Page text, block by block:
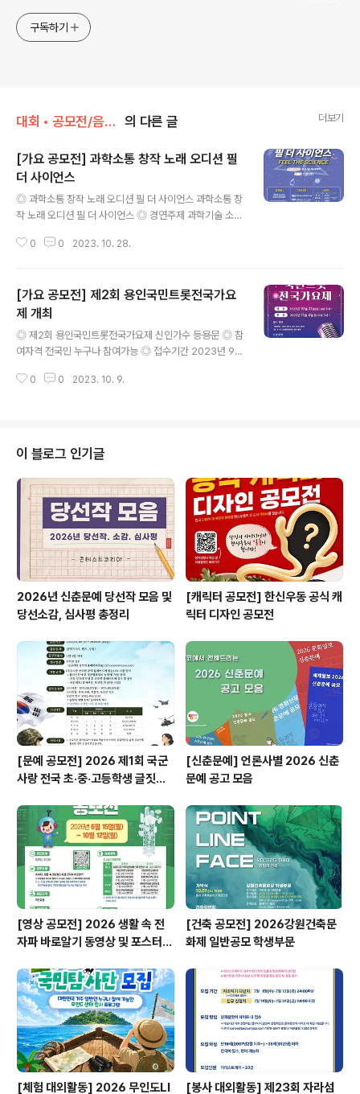
구독하기
대회 • 공모전/음악 • 가요 • 댄스 의 다른 글 더보기
[가요 공모전] 과학소통 창작 노래 오디션 필
더 사이언스
◎ 과학소통 창작 노래 오디션 필 더 사이언스 과학소통 창
작 노래 오디션 필 더 사이언스 ◎ 경연주제 과학기술 소재
인(개인, 팀 가능) ※ 성인 기준은 2005년 1월 1일 이전 출
신청 불가), 팀 단위는 팀 대표 1인이 신청 ◎ 접수기간 ~2
023.11.3.(금) 15:00까지 (기한 엄수) ◎ 참가 신청 방법
① 제출서류 : 참가신청서(양식1), 개인정보제공 동의 및 활
용 승낙서(양식2), 민감정보 수집․이용 및 초상권 사용동의
서(양식3), 참가자 서약서(양식4), 음원파일 ② 제출방법 :
과학문화 전문인력 이메일(..
0 0 2023. 10. 28.
[가요 공모전] 제2회 용인국민트롯전국가요
제 개최
◎ 제2회 용인국민트롯전국가요제 신인가수 등용문 ◎ 참
여자격 전국민 누구나 참여가능 ◎ 접수기간 2023년 9월
국민 트롯경연대회 ◎ 참가비 2만원(미입금시 접수 불가)
식 전해 드렸습니다. ​ ※ 내용이 더 궁금하시다면, 에서 확인
하실 수 있습니다. ※ 주최사의 기획에 의해 변경이 될 수 있
으니, 반드시 주최사의 공고를 확인해 보시기 바랍니다. ​
0 0 2023. 10. 9.
이 블로그 인기글
2026년 신춘문예 당선작 모음 및
당선소감, 심사평 총정리
[캐릭터 공모전] 한신우동 공식 캐
릭터 디자인 공모전
[문예 공모전] 2026 제1회 국군
사랑 전국 초·중·고등학생 글짓기
[신춘문예] 언론사별 2026 신춘
문예 공고 모음
[영상 공모전] 2026 생활 속 전
자파 바로알기 동영상 및 포스터
[건축 공모전] 2026강원건축문
화제 일반공모 학생부문
[체험 대외활동] 2026 무인도LI [봉사 대외활동] 제23회 자라섬